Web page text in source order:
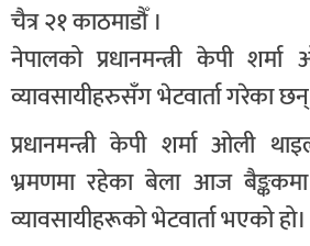
चैत्र २१ काठमाडौँ ।
नेपालको प्रधानमन्त्री केपी
व्यावसायीहरुसँग भेटवार्ता गरेका
प्रधानमन्त्री केपी शर्मा ओली
भ्रमणमा रहेका बेला आज बैङ्ककमा
व्यावसायीहरूको भेटवार्ता भएको हो।